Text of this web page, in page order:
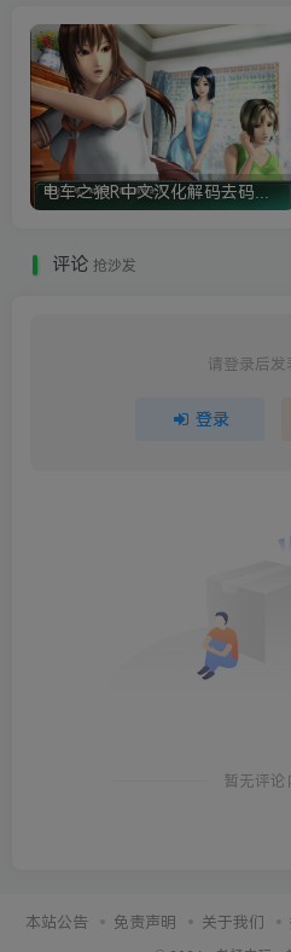
评论 抢沙发
请登录后发
登录
暂无评论
本站公告 免责声明 关于我们